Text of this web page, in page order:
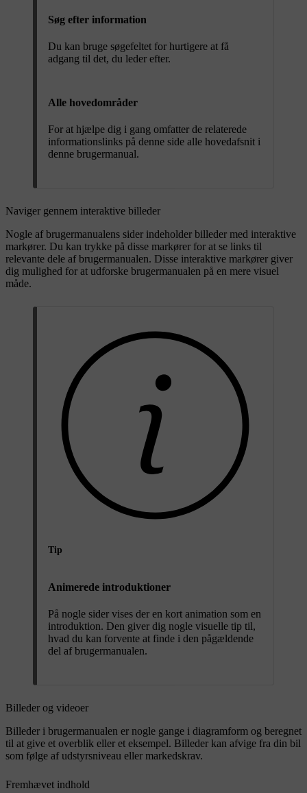
Søg efter information
Du kan bruge søgefeltet for hurtigere at få
adgang til det, du leder efter.
Alle hovedområder
For at hjælpe dig i gang omfatter de relaterede
informationslinks på denne side alle hovedafsnit i
denne brugermanual.
Naviger gennem interaktive billeder
Nogle af brugermanualens sider indeholder billeder med interaktive
markører. Du kan trykke på disse markører for at se links til
relevante dele af brugermanualen. Disse interaktive markører giver
dig mulighed for at udforske brugermanualen på en mere visuel
måde.
Tip
Animerede introduktioner
På nogle sider vises der en kort animation som en
introduktion. Den giver dig nogle visuelle tip til,
hvad du kan forvente at finde i den pågældende
del af brugermanualen.
Billeder og videoer
Billeder i brugermanualen er nogle gange i diagramform og beregnet
til at give et overblik eller et eksempel. Billeder kan afvige fra din bil
som følge af udstyrsniveau eller markedskrav.
Fremhævet indhold